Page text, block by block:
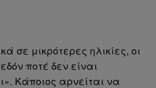
σε μικρότερες ηλικίες, οι
ποτέ δεν είναι
Κάποιος αρνείται να